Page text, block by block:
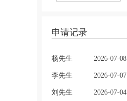
申请记录
杨先生 2026-07-08
李先生 2026-07-07
刘先生 2026-07-04